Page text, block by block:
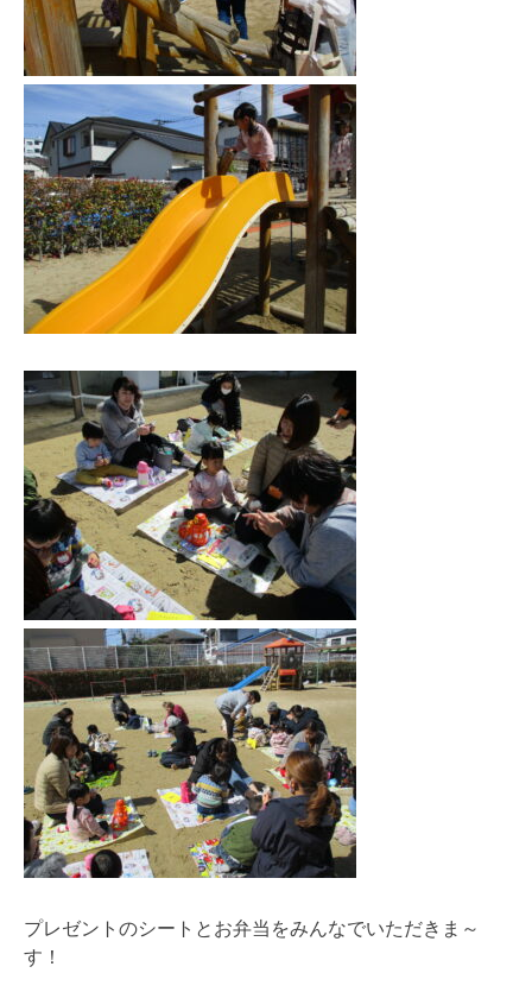
プレゼントのシートとお弁当をみんなでいただきま～
す！